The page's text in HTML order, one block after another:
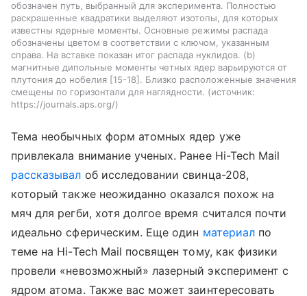
обозначен путь, выбранный для эксперимента. Полностью
раскрашенные квадратики выделяют изотопы, для которых
известны ядерные моменты. Основные режимы распада
обозначены цветом в соответствии с ключом, указанным
справа. На вставке показан итог распада нуклидов. (b)
магнитные дипольные моменты четных ядер варьируются от
плутония до нобелия [15-18]. Близко расположенные значения
смещены по горизонтали для наглядности.
источник:
https://journals.aps.org/
Тема необычных форм атомных ядер уже
привлекала внимание ученых. Ранее Hi-Tech Mail
рассказывал об исследовании свинца-208,
который также неожиданно оказался похож на
мяч для регби, хотя долгое время считался почти
идеально сферическим. Еще один материалпо
теме на Hi-Tech Mail посвящен тому, как физики
провели «невозможный» лазерный эксперимент с
ядром атома. Также вас может заинтересовать